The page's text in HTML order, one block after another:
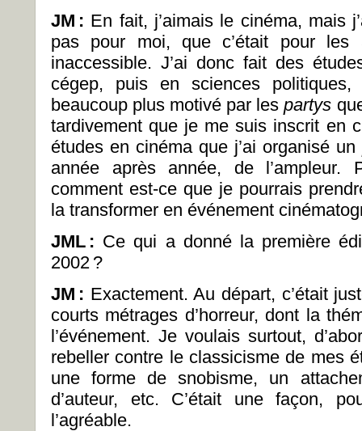
JM : En fait, j’aimais le cinéma, mais
pas pour moi, que c’était pour les
inaccessible. J’ai donc fait des
cégep, puis en sciences politiques,
beaucoup plus motivé par lespartys
tardivement que je me suis inscrit en
études en cinéma que j’ai organisé un
année après année, de l’ampleur.
comment est-ce que je pourrais
la transformer en événement
JML : Ce qui a donné la première
2002 ?
JM : Exactement. Au départ, c’était
courts métrages d’horreur, dont la
l’événement. Je voulais surtout,
rebeller contre le classicisme de mes
une forme de snobisme, un
d’auteur, etc. C’était une façon,
l’agréable.